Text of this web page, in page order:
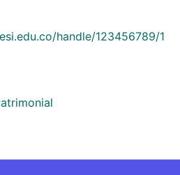
handle/123456789/1